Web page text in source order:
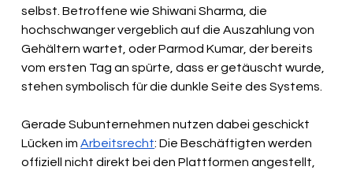
selbst. Betroffene wie Shiwani Sharma, die
hochschwanger vergeblich auf die Auszahlung von
Gehältern wartet, oder Parmod Kumar, der bereits
vom ersten Tag an spürte, dass er getäuscht wurde,
stehen symbolisch für die dunkle Seite des Systems.
Gerade Subunternehmen nutzen dabei geschickt
Lücken im Arbeitsrecht: Die Beschäftigten werden
offiziell nicht direkt bei den Plattformen angestellt,